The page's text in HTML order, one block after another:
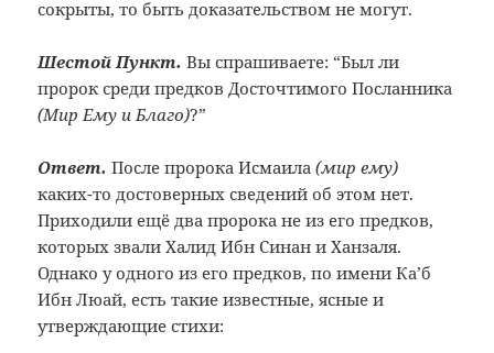
сокрыты, то быть доказательством не могут.
Шестой Пункт.Вы спрашиваете: “Был ли
пророк среди предков Досточтимого Посланника
(Мир Ему и Благо)?”
Ответ. После пророка Исмаила(мир ему)
каких-то достоверных сведений об этом нет.
Приходили ещё два пророка не из его предков,
которых звали Халид Ибн Синан и Ханзаля.
Однако у одного из его предков, по имени Ка’б
Ибн Люай, есть такие известные, ясные и
утверждающие стихи: